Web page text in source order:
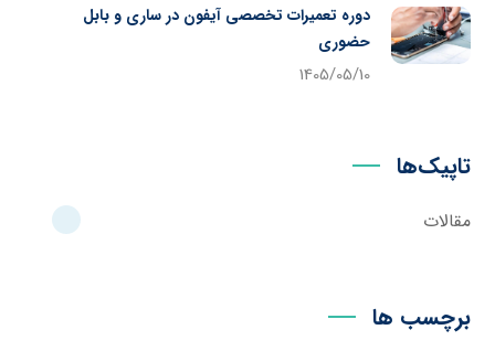
دوره تعمیرات تخصصی آیفون در ساری و بابل
حضوری
1405/05/10
تاپیک‌ها
مقالات
برچسب ها